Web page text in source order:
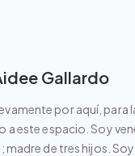
Gallardo
por aquí, para
a este espacio. Soy
madre de tres hijos.